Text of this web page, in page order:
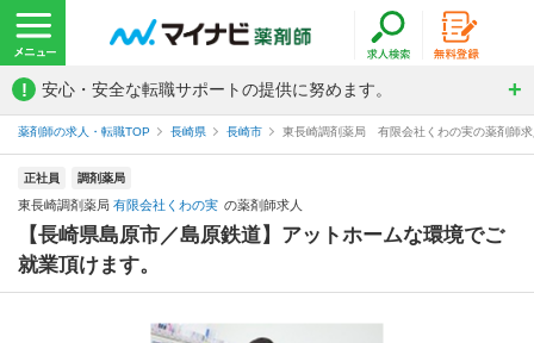
! 安心・安全な転職サポートの提供に努めます。
薬剤師の求人・転職TOP 長崎県 長崎市 東長崎調剤薬局 有限会社くわの実の薬剤師
正社員 調剤薬局
東長崎調剤薬局 有限会社くわの実 の薬剤師求人
【長崎県島原市／島原鉄道】アットホームな環境でご
就業頂けます。